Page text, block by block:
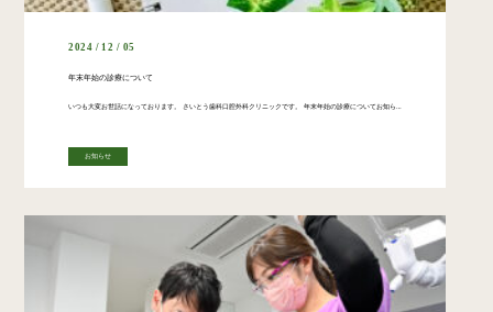
2024 / 12 / 05
年末年始の診療について
お知らせ